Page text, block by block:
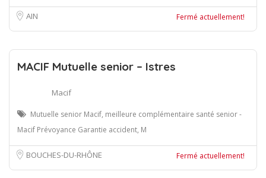
AIN Fermé actuellement!
MACIF Mutuelle senior – Istres
Macif
Mutuelle senior Macif, meilleure complémentaire santé senior -
Macif Prévoyance Garantie accident, M
BOUCHES-DU-RHÔNE Fermé actuellement!